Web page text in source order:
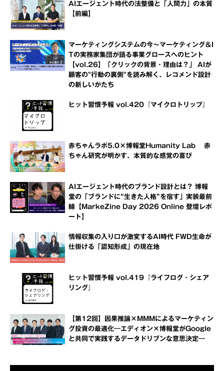
AIエージェント時代の法整備と「人間力」の本質
【前編】
マーケティングシステムの今～マーケティング＆I
Tの実務家集団が語る事業グロースへのヒント
【vol.26】「クリックの背景・理由は？」 AIが
顧客の"行動の裏側"を読み解く、レコメンド設計
の新しいかたち
ヒット習慣予報 vol.420『マイクロトリップ』
赤ちゃんラボ5.0×博報堂Humanity Lab 赤
ちゃん研究が明かす、本質的な感覚の喜び
AIエージェント時代のブランド設計とは？ 博報
堂の「ブランドに“生きた人格”を宿す」実装最前
線【MarkeZine Day 2026 Online 登壇レポ
ート】
情報収集の入り口が激変するAI時代 FWD生命が
仕掛ける「認知形成」の現在地
ヒット習慣予報 vol.419『ライフログ・シェア
リング』
【第12回】因果推論×MMMによるマーケティン
グ投資の最適化―エディオン×博報堂がGoogle
と共同で実践するデータドリブンな意思決定―